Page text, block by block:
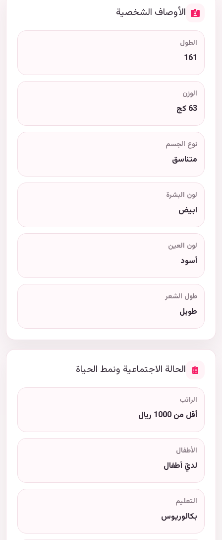
الأوصاف الشخصية
الطول
161
الوزن
63 كج
نوع الجسم
متناسق
لون البشرة
ابيض
لون العين
أسود
طول الشعر
طويل
الحالة الاجتماعية ونمط الحياة
الراتب
أقل من 1000 ريال
الأطفال
لديّ أطفال
التعليم
بكالوريوس